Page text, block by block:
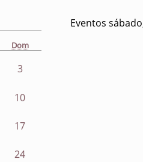
Dom
3
10
17
24
Eventos